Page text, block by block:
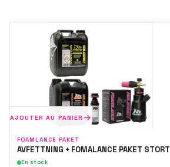
AJOUTER AU PANIER
FOAMLANCE PAKET
AVFETTNING + FOMALANCE PAKET STORT
En stock